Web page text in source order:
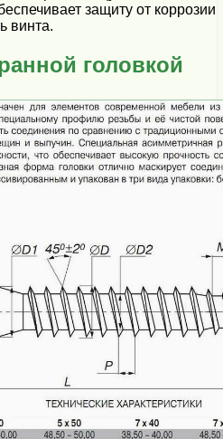
защиту от коррозии
винта.
головкой